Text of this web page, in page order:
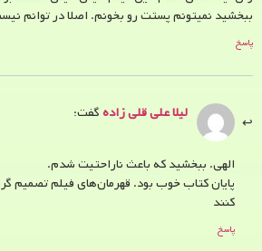
ببخشید نمیتونم پستت رو بخونم. اصلا در توانم
پاسخ
لیلا علی قلی زادهگفت:
الهی. ببخشید که باعث ناراحتیت شدم.
پایان کتاب خوب بود. قهرمان‌های فیلم تصمیم
کنند
پاسخ